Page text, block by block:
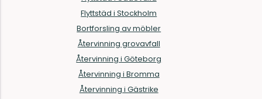
Flyttstäd i Stockholm
Bortforsling av möbler
Återvinning grovavfall
Återvinning i Göteborg
Återvinning i Bromma
Återvinning i Gästrike